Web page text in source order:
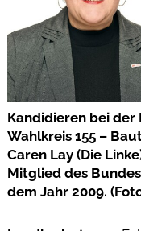
Kandidieren bei der
Wahlkreis 155 –
Caren Lay (Die
Mitglied des
dem Jahr 2009.